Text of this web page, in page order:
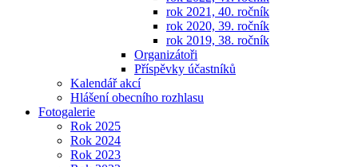
rok 2021, 40. ročník
rok 2020, 39. ročník
rok 2019, 38. ročník
Organizátoři
Příspěvky účastníků
Kalendář akcí
Hlášení obecního rozhlasu
Fotogalerie
Rok 2025
Rok 2024
Rok 2023